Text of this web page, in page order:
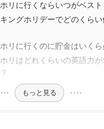
リに行くならいつがベスト
ングホリデーでどのくらい
リに行くのに貯金はいくら
リはどれくらいの英語力が
もっと見る